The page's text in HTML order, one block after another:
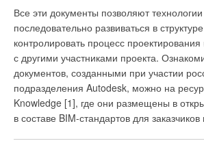
Все эти документы позволяют
последовательно развиваться в
контролировать процесс
с другими участниками проекта.
документов, созданными при участии
подразделения Autodesk, можно на
Knowledge [1], где они размещены в
в составе BIM-стандартов для
сокращение расходов на печать,
отправку, получение документации;
повышение эффективности
повышение качества управленческих
наличия полной, качественной и
информации о проекте в ЕИС;
повышение качества коммуникаций на
всеми его участниками;
возможность в единой
объекте.